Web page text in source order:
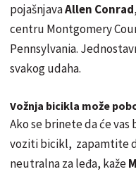
pojašnjavaAllen Conrad
centru Montgomery
Pennsylvania.
svakog udaha.
Vožnja bicikla može
Ako se brinete da će
voziti bicikl, zapamtite
neutralna za leđa, kaže